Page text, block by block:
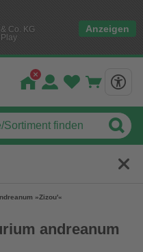
Co. KG
Anzeigen
»Zizou'«
andreanum